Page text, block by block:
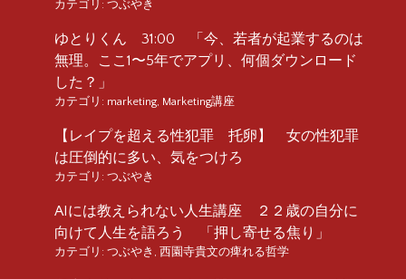
カテゴリ: つぶやき
ゆとりくん 31:00 「今、若者が起業するのは
無理。ここ1〜5年でアプリ、何個ダウンロード
した？」
カテゴリ: marketing, Marketing講座
【レイプを超える性犯罪 托卵】 女の性犯罪
は圧倒的に多い、気をつけろ
カテゴリ: つぶやき
AIには教えられない人生講座 ２２歳の自分に
向けて人生を語ろう 「押し寄せる焦り」
カテゴリ: つぶやき , 西園寺貴文の痺れる哲学